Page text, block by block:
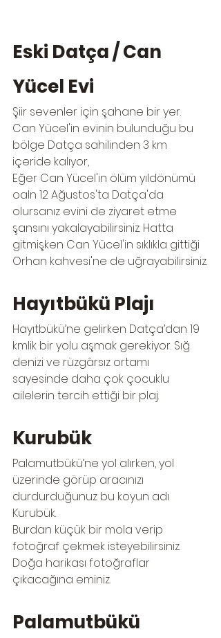
Eski Datça / Can
Yücel Evi
Şiir sevenler için şahane bir yer.
Can Yücel'in evinin bulunduğu bu
bölge Datça sahilinden 3 km
içeride kalıyor,
Eğer Can Yücel'in ölüm yıldönümü
oaln 12 Ağustos'ta Datça'da
olursanız evini de ziyaret etme
şansını yakalayabilirsiniz. Hatta
gitmişken Can Yücel'in sıklıkla gittiği
Orhan kahvesi'ne de uğrayabilirsiniz.
Hayıtbükü Plajı
Hayıtbükü’ne gelirken Datça’dan 19
kmlik bir yolu aşmak gerekiyor. Sığ
denizi ve rüzgârsız ortamı
sayesinde daha çok çocuklu
ailelerin tercih ettiği bir plaj.
Kurubük
Palamutbükü’ne yol alırken, yol
üzerinde görüp aracınızı
durdurduğunuz bu koyun adı
Kurubük.
Burdan küçük bir mola verip
fotoğraf çekmek isteyebilirsiniz.
Doğa harikası fotoğraflar
çıkacağına eminiz.
Palamutbükü